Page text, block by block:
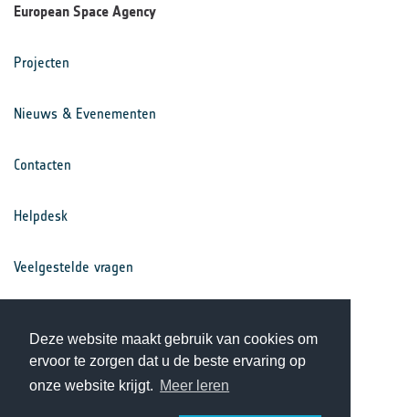
Deze website maakt gebruik van cookies om
ervoor te zorgen dat u de beste ervaring op
onze website krijgt. Meer leren
European Space Agency
Projecten
Nieuws & Evenementen
Contacten
Helpdesk
Veelgestelde vragen
Privacy Statement